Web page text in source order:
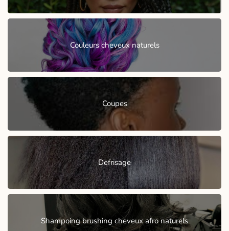
Couleurs cheveux naturels
Coupes
Defrisage
Shampoing brushing cheveux afro naturels